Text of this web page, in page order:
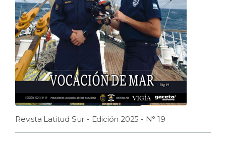
Revista Latitud Sur - Edición 2025 - N° 19